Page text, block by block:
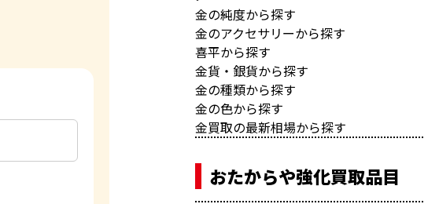
金の純度から探す
金のアクセサリーから探す
喜平から探す
金貨・銀貨から探す
金の種類から探す
金の色から探す
金買取の最新相場から探す
おたからや強化買取品目